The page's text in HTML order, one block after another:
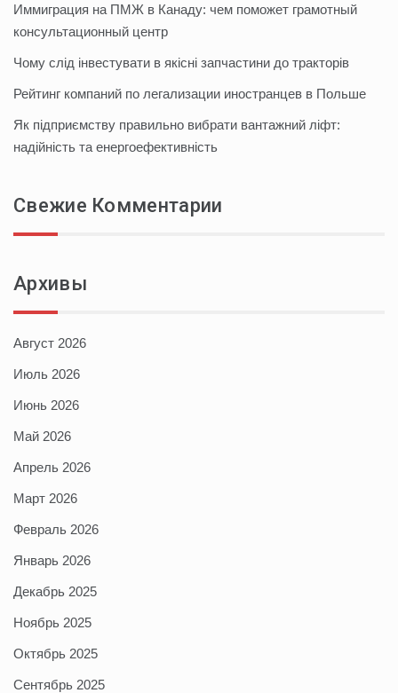
Иммиграция на ПМЖ в Канаду: чем поможет грамотный
консультационный центр
Чому слід інвестувати в якісні запчастини до тракторів
Рейтинг компаний по легализации иностранцев в Польше
Як підприємству правильно вибрати вантажний ліфт:
надійність та енергоефективність
Свежие Комментарии
Архивы
Август 2026
Июль 2026
Июнь 2026
Май 2026
Апрель 2026
Март 2026
Февраль 2026
Январь 2026
Декабрь 2025
Ноябрь 2025
Октябрь 2025
Сентябрь 2025